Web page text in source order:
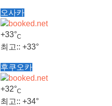
오사카
+33°C
최고:: +33°
최저::+27°
토, 08.08.2026
후쿠오카
+32°C
최고:: +34°